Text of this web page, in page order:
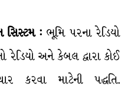
સિસ્ટમ : ભૂમિ પરના રેડિયો
રેડિયો અને કેબલ દ્વારા કોઈ
કરવા માટેની પદ્ધતિ.